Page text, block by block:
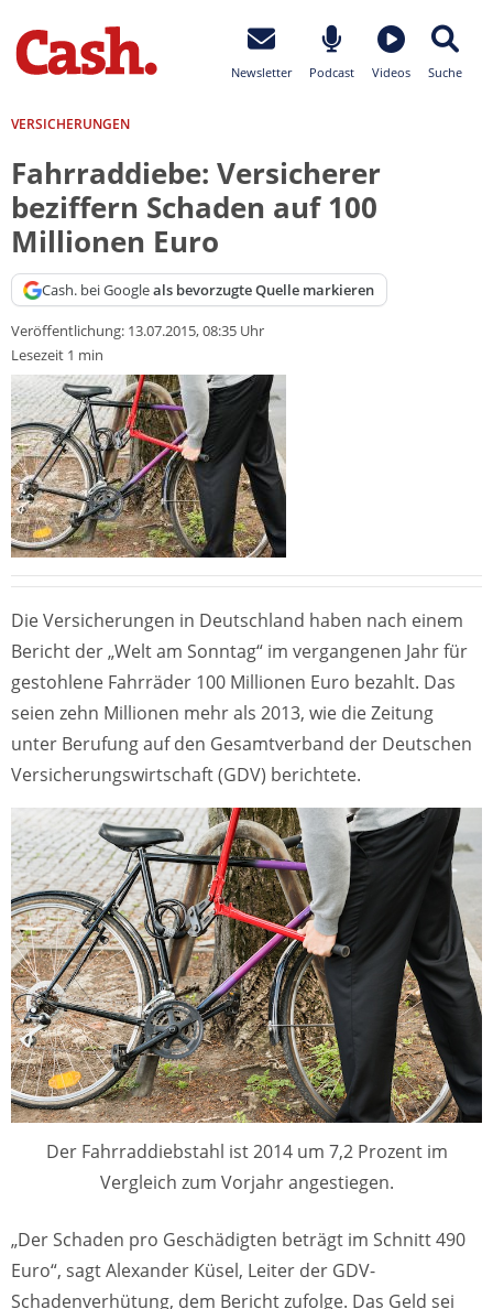
Newsletter Podcast Videos Suche
VERSICHERUNGEN
Fahrraddiebe: Versicherer
beziffern Schaden auf 100
Millionen Euro
Cash. bei Googleals bevorzugte Quelle markieren
Veröffentlichung: 13.07.2015, 08:35 Uhr
Lesezeit 1 min
Die Versicherungen in Deutschland haben nach einem
Bericht der „Welt am Sonntag“ im vergangenen Jahr für
gestohlene Fahrräder 100 Millionen Euro bezahlt. Das
seien zehn Millionen mehr als 2013, wie die Zeitung
unter Berufung auf den Gesamtverband der Deutschen
Versicherungswirtschaft (GDV) berichtete.
Der Fahrraddiebstahl ist 2014 um 7,2 Prozent im
Vergleich zum Vorjahr angestiegen.
„Der Schaden pro Geschädigten beträgt im Schnitt 490
Euro“, sagt Alexander Küsel, Leiter der GDV-
Schadenverhütung, dem Bericht zufolge. Das Geld sei